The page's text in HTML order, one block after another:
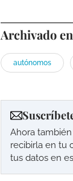
Archivado en
autónomos
Ahora
recibirla en tu
tus datos en